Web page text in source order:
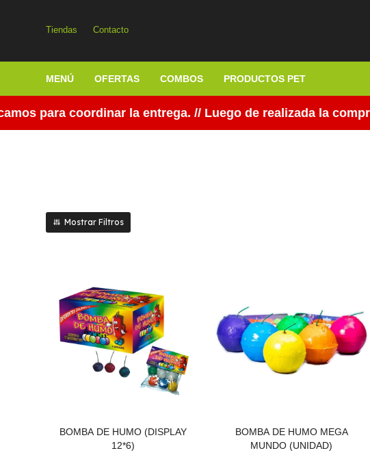
MENÚ OFERTAS COMBOS PRODUCTOS PET
Tiendas Contacto
para coordinar la entrega. // Luego de realizada la
BOMBA DE HUMO
BOMBA DE HUMO (DISPLAY
12*6)
BOMBA DE HUMO MEGA
MUNDO (UNIDAD)
BOMBA DE HUMO MEGA
MUNDO (UNIDAD)